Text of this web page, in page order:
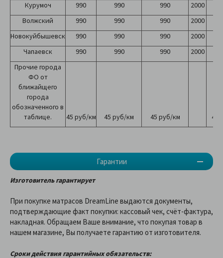
Гарантии
Курумоч
990 990 990 2000
Волжский
990 990 990 2000
Новокуйбышевск
990 990 990 2000
Чапаевск
990 990 990 2000
Прочие города
ФО от
ближайщего
города
обозначенного в
таблице.
45 руб/км 45 руб/км 45 руб/км 45
Изготовитель гарантирует
При покупке матрасов DreamLine выдаются документы,
подтверждающие факт покупки: кассовый чек, счёт-фактура,
накладная. Обращаем Ваше внимание, что покупая товар в
нашем магазине, Вы получаете гарантию от изготовителя.
Сроки действия гарантийных обязательств: